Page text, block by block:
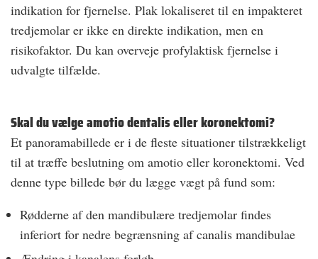
indikation for fjernelse. Plak lokaliseret til en impakteret
tredjemolar er ikke en direkte indikation, men en
risikofaktor. Du kan overveje profylaktisk fjernelse i
udvalgte tilfælde.
Skal du vælge amotio dentalis eller koronektomi?
Et panoramabillede er i de fleste situationer tilstrækkeligt
til at træffe beslutning om amotio eller koronektomi. Ved
denne type billede bør du lægge vægt på fund som:
Rødderne af den mandibulære tredjemolar findes
inferiort for nedre begrænsning af canalis mandibulae